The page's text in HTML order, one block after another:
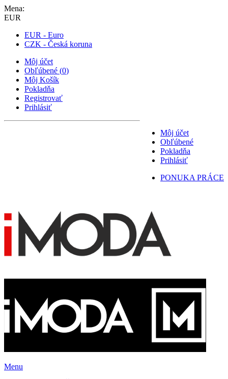
Mena:
EUR
EUR - Euro
CZK - Česká koruna
Môj účet
Obľúbené (0)
Môj Košík
Pokladňa
Registrovať
Prihlásiť
Môj účet
Obľúbené
Pokladňa
Prihlásiť
PONUKA PRÁCE
Menu